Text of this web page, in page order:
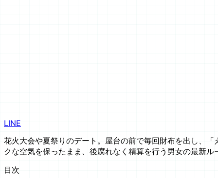
LINE
花火大会や夏祭りのデート。屋台の前で毎回財布を出し、
クな空気を保ったまま、後腐れなく精算を行う男女の最新ル
目次